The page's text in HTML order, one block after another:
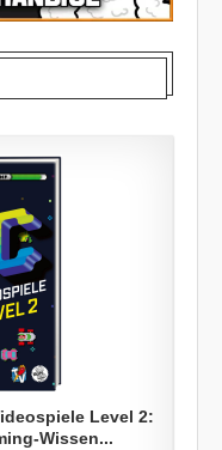
Level 2:
Wissen...